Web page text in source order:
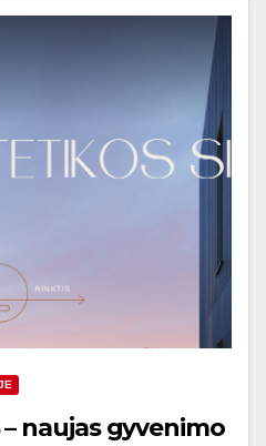
– naujas gyvenimo